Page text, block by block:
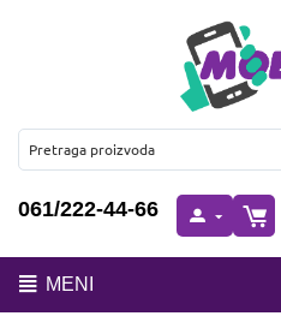
061/222-44-66
MENI